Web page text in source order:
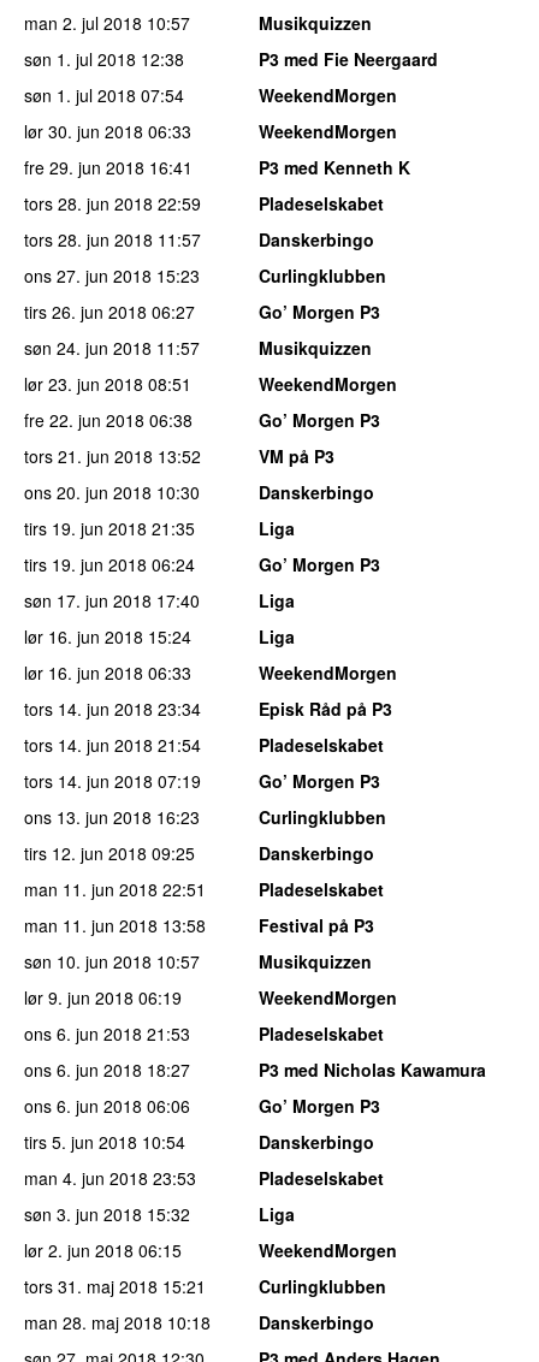
man 2. jul 2018 10:57
Musikquizzen
søn 1. jul 2018 12:38
P3 med Fie Neergaard
søn 1. jul 2018 07:54
WeekendMorgen
lør 30. jun 2018 06:33
WeekendMorgen
fre 29. jun 2018 16:41
P3 med Kenneth K
tors 28. jun 2018 22:59
Pladeselskabet
tors 28. jun 2018 11:57
Danskerbingo
ons 27. jun 2018 15:23
Curlingklubben
tirs 26. jun 2018 06:27
Go’ Morgen P3
søn 24. jun 2018 11:57
Musikquizzen
lør 23. jun 2018 08:51
WeekendMorgen
fre 22. jun 2018 06:38
Go’ Morgen P3
tors 21. jun 2018 13:52
VM på P3
ons 20. jun 2018 10:30
Danskerbingo
tirs 19. jun 2018 21:35
Liga
tirs 19. jun 2018 06:24
Go’ Morgen P3
søn 17. jun 2018 17:40
Liga
lør 16. jun 2018 15:24
Liga
lør 16. jun 2018 06:33
WeekendMorgen
tors 14. jun 2018 23:34
Episk Råd på P3
tors 14. jun 2018 21:54
Pladeselskabet
tors 14. jun 2018 07:19
Go’ Morgen P3
ons 13. jun 2018 16:23
Curlingklubben
tirs 12. jun 2018 09:25
Danskerbingo
man 11. jun 2018 22:51
Pladeselskabet
man 11. jun 2018 13:58
Festival på P3
søn 10. jun 2018 10:57
Musikquizzen
lør 9. jun 2018 06:19
WeekendMorgen
ons 6. jun 2018 21:53
Pladeselskabet
ons 6. jun 2018 18:27
P3 med Nicholas Kawamura
ons 6. jun 2018 06:06
Go’ Morgen P3
tirs 5. jun 2018 10:54
Danskerbingo
man 4. jun 2018 23:53
Pladeselskabet
søn 3. jun 2018 15:32
Liga
lør 2. jun 2018 06:15
WeekendMorgen
tors 31. maj 2018 15:21
Curlingklubben
man 28. maj 2018 10:18
Danskerbingo